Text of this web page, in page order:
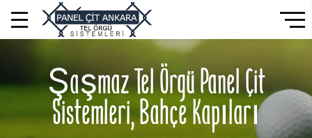
Şaşmaz Tel Örgü Panel Çit
Sistemleri, Bahçe Kapıları